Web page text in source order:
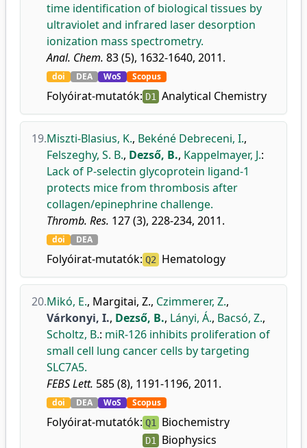
time identification of biological tissues by
ultraviolet and infrared laser desorption
ionization mass spectrometry.
Anal. Chem. 83 (5), 1632-1640, 2011.
doi DEA WoS Scopus
Folyóirat-mutatók: D1 Analytical Chemistry
19.Miszti-Blasius, K., Bekéné Debreceni, I.,
Felszeghy, S. B., Dezső, B., Kappelmayer, J.:
Lack of P-selectin glycoprotein ligand-1
protects mice from thrombosis after
collagen/epinephrine challenge.
Thromb. Res. 127 (3), 228-234, 2011.
doi DEA
Folyóirat-mutatók: Q2 Hematology
20.Mikó, E., Margitai, Z., Czimmerer, Z.,
Várkonyi, I., Dezső, B., Lányi, Á., Bacsó, Z.,
Scholtz, B.: miR-126 inhibits proliferation of
small cell lung cancer cells by targeting
SLC7A5.
FEBS Lett. 585 (8), 1191-1196, 2011.
doi DEA WoS Scopus
Folyóirat-mutatók: Q1 Biochemistry
D1 Biophysics